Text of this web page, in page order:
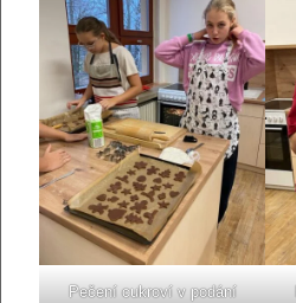
Pečení cukroví v podání